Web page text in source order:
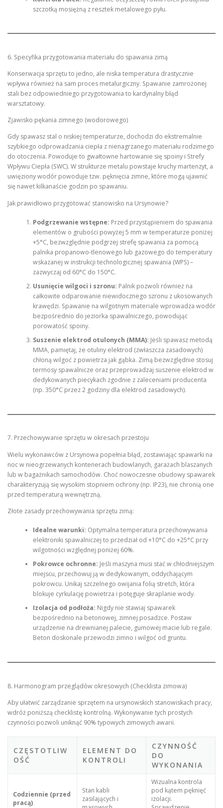
szczotką mosiężną z resztek metalowego pyłu.
6. Specyfika przygotowania materiału do spawania zimą
Konserwacja sprzętu to jedno, ale niska temperatura drastycznie
wpływa również na sam proces metalurgiczny. Spawanie zamrożonej
stali bez odpowiedniego przygotowania to kardynalny błąd
warsztatowy.
Zjawisko pękania zimnego (wodorowego)
Gdy spawasz stal o niskiej temperaturze, dochodzi do ekstremalnie
szybkiego odprowadzania ciepła z nienagrzanego materiału rodzimego
do otoczenia. Powoduje to gwałtowne hartowanie się spoiny i Strefy
Wpływu Ciepła (SWC). W strukturze metalu powstaje kruchy martenzyt, a
uwięziony wodór powoduje tzw. pęknięcia zimne, które mogą ujawnić
się nawet kilkanaście godzin po spawaniu.
Jak prawidłowo przygotować stanowisko na Ursynowie?
Podgrzewanie wstępne: Przed przystąpieniem do spawania
elementów o grubości powyżej 5 mm w temperaturze poniżej
+5°C, bezwzględnie podgrzej strefę spawania za pomocą
palnika propanowo-tlenowego lub gazowego do temperatury
wskazanej w instrukcji technologicznej spawania (WPS) –
zazwyczaj od 60°C do 150°C.
Usunięcie wilgoci i szronu: Palnik pozwoli również na
całkowite odparowanie niewidocznego szronu z ukosowanych
krawędzi. Spawanie na wilgotnym materiale wprowadza wodór
bezpośrednio do jeziorka spawalniczego, powodując
porowatość spoiny.
Suszenie elektrod otulonych (MMA): Jeśli spawasz metodą
MMA, pamiętaj, że otuliny elektrod (zwłaszcza zasadowych)
chłoną wilgoć z powietrza jak gąbka. Zimą bezwzględnie stosuj
termosy spawalnicze oraz przeprowadzaj suszenie elektrod w
dedykowanych piecykach zgodnie z zaleceniami producenta
(np. 350°C przez 2 godziny dla elektrod zasadowych).
7. Przechowywanie sprzętu w okresach przestoju
Wielu wykonawców z Ursynowa popełnia błąd, zostawiając spawarki na
noc w nieogrzewanych kontenerach budowlanych, garażach blaszanych
lub w bagażnikach samochodów. Choć nowoczesne obudowy spawarek
charakteryzują się wysokim stopniem ochrony (np. IP23), nie chronią one
przed temperaturą wewnętrzną.
Złote zasady przechowywania sprzętu zimą:
Idealne warunki: Optymalna temperatura przechowywania
elektroniki spawalniczej to przedział od +10°C do +25°C przy
wilgotności względnej poniżej 60%.
Pokrowce ochronne: Jeśli maszyna musi stać w chłodniejszym
miejscu, przechowuj ją w dedykowanym, oddychającym
pokrowcu. Unikaj szczelnego owijania folią stretch, która
blokuje cyrkulację powietrza i potęguje skraplanie wody.
Izolacja od podłoża: Nigdy nie stawiaj spawarek
bezpośrednio na betonowej, zimnej posadzce. Postaw
urządzenie na drewnianej palecie, gumowej macie lub regale.
Beton doskonale przewodzi zimno i wilgoć od gruntu.
8. Harmonogram przeglądów okresowych (Checklista zimowa)
Aby ułatwić zarządzanie sprzętem na ursynowskich stanowiskach pracy,
wdróż poniższą checklistę kontrolną. Wykonywanie tych prostych
czynności pozwoli uniknąć 90% typowych zimowych awarii.
CZĘSTOTLIW
OŚĆ
ELEMENT DO
KONTROLI
CZYNNOŚĆ
DO
WYKONANIA
Codziennie (przed
pracą)
Stan kabli
zasilających i
Wizualna kontrola
pod kątem pęknięć
izolacji.